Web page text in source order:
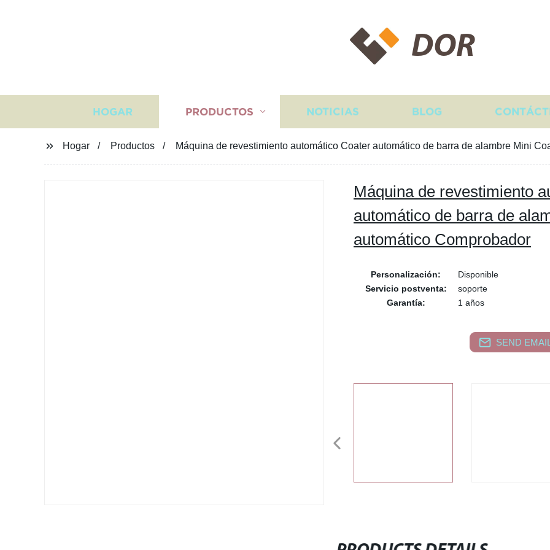
DOR
HOGAR PRODUCTOS NOTICIAS BLOG
Hogar Productos Máquina de revestimiento automático Coater automático de barra de alambre Mini
Máquina de revestimiento
automático de barra de
automático Comprobador
Personalización:
Disponible
Servicio postventa:
soporte
Garantía:
1 años
SEND